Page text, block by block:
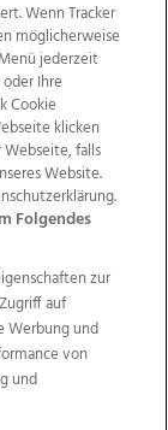
Jobs
Werbung
Wimmer
Woche
Immobilien
Galerien
Wenn Tracker
möglicherweise
jederzeit
Ihre
Cookie
klicken
falls
Website.
Folgendes
zur
auf
Werbung und
von
und